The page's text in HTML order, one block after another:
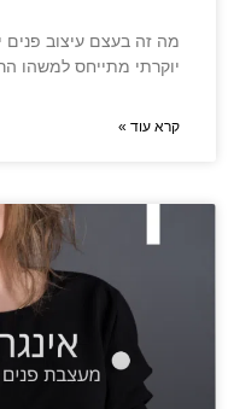
מה זה בעצם עיצוב פנים
יוקרתי מתייחס למשהו
קרא עוד »